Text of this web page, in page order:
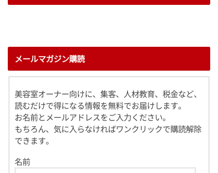
メールマガジン購読
美容室オーナー向けに、集客、人材教育、税金など、
読むだけで得になる情報を無料でお届けします。
お名前とメールアドレスをご入力ください。
もちろん、気に入らなければワンクリックで購読解除
できます。
名前